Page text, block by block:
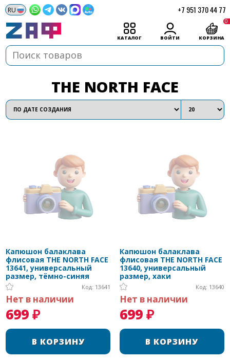
+7 951 370 44 77
КАТАЛОГ ВОЙТИ КОРЗИНА
0
THE NORTH FACE
Капюшон балаклава
флисовая THE NORTH FACE
13641, универсальный
размер, тёмно-синяя
Код: 13641
Нет в наличии
699 ₽
Капюшон балаклава
флисовая THE NORTH FACE
13640, универсальный
размер, хаки
Код: 13640
Нет в наличии
699 ₽